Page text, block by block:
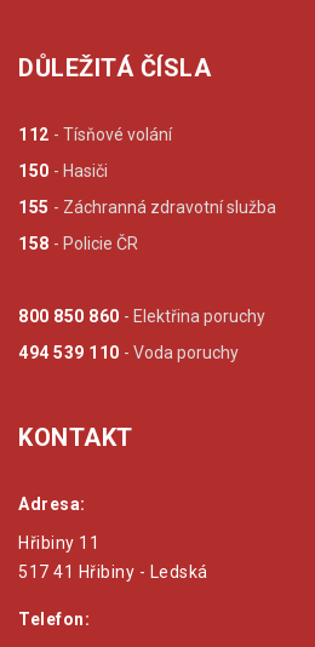
DŮLEŽITÁ ČÍSLA
112 - Tísňové volání
150 - Hasiči
155 - Záchranná zdravotní služba
158 - Policie ČR
800 850 860 - Elektřina poruchy
494 539 110 - Voda poruchy
KONTAKT
Adresa:
Hřibiny 11
517 41 Hřibiny - Ledská
Telefon: